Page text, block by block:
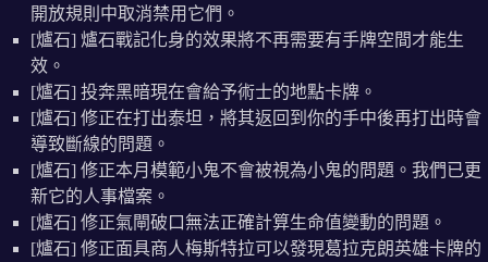
開放規則中取消禁用它們。
[爐石] 爐石戰記化身的效果將不再需要有手牌空間才能生
效。
[爐石] 投奔黑暗現在會給予術士的地點卡牌。
[爐石] 修正在打出泰坦，將其返回到你的手中後再打出時會
導致斷線的問題。
[爐石] 修正本月模範小鬼不會被視為小鬼的問題。我們已更
新它的人事檔案。
[爐石] 修正氣閘破口無法正確計算生命值變動的問題。
[爐石] 修正面具商人梅斯特拉可以發現葛拉克朗英雄卡牌的